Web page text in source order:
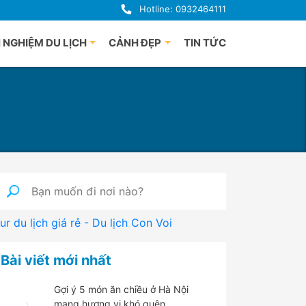
Hotline: 0932464111
Ngãi
Trang
Định
Thiết
NGHIỆM DU LỊCH CẢNH ĐẸP TIN TỨC
du lịch giá rẻ - Du lịch Con Voi
Bài viết mới nhất
Gợi ý 5 món ăn chiều ở Hà Nội
mang hương vị khó quên